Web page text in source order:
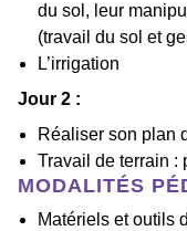
du sol, leur
(travail du sol et
L’irrigation
Jour 2 :
Réaliser son plan
Travail de terrain :
MODALITÉS
Matériels et outils